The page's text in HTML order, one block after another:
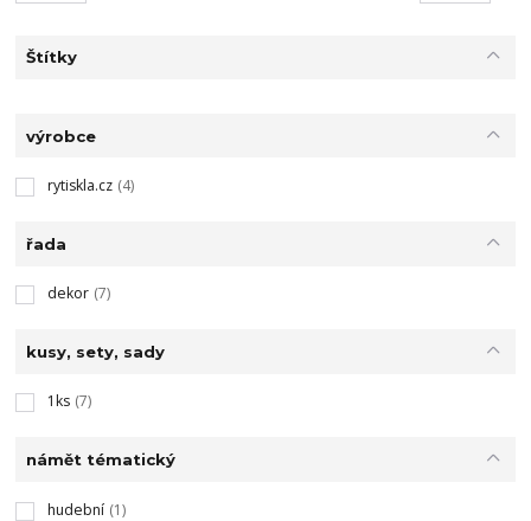
Štítky
výrobce
rytiskla.cz (4)
řada
dekor (7)
kusy, sety, sady
1ks (7)
námět tématický
hudební (1)